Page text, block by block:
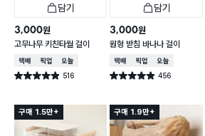
담기
3,000원
고무나무 키친타월 걸이
택배배송매장픽업오늘배송
별점 4.9점 516
건 작성
담기
3,000원
원형 받침 바나나 걸이
택배배송매장픽업오늘배송
별점 4.9점 456
건 작성
구매 1.5만+ 구매 1.9만+